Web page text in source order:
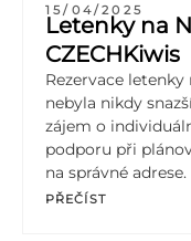
15/04/2025
Letenky na
CZECHKiwis
Rezervace letenky
nebyla nikdy
zájem o
podporu při
na správné adrese.
PŘEČÍST